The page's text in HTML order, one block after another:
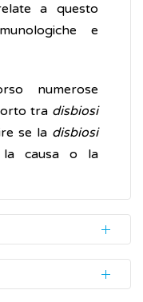
a questo
e
numerose
tra disbiosi
se la disbiosi
la causa o la
del microbiota
tecnica Next